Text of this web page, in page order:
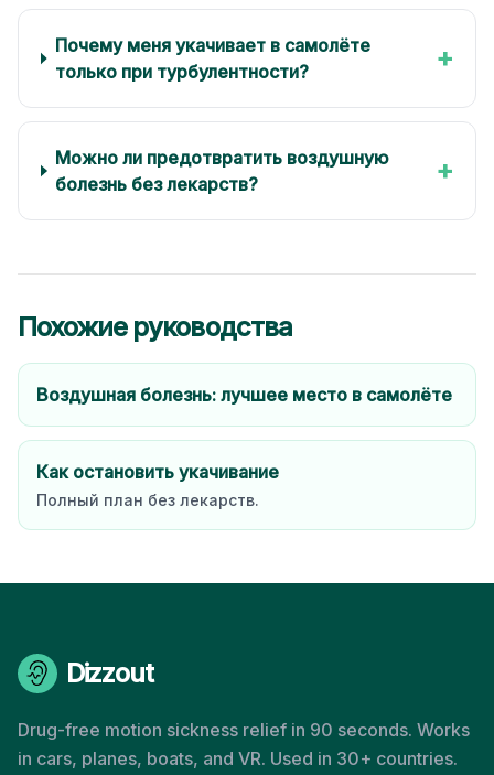
Почему меня укачивает в самолёте
только при турбулентности?
+
Можно ли предотвратить воздушную
болезнь без лекарств?
+
Похожие руководства
Воздушная болезнь: лучшее место в самолёте
Как остановить укачивание
Полный план без лекарств.
Dizzout
Drug-free motion sickness relief in 90 seconds. Works
in cars, planes, boats, and VR. Used in 30+ countries.